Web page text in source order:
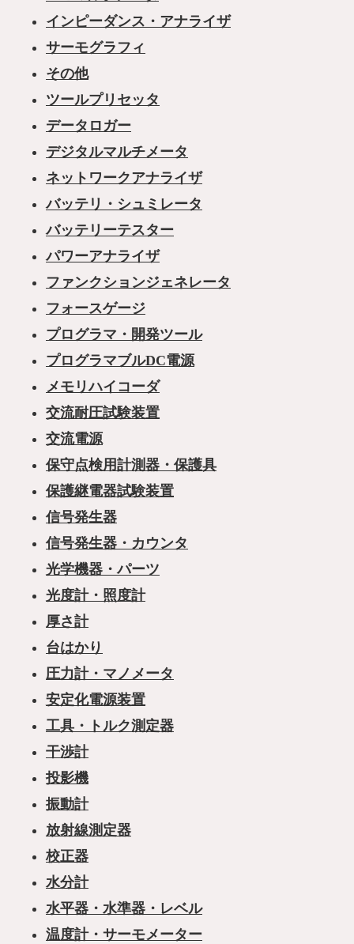
インピーダンス・アナライザ
サーモグラフィ
その他
ツールプリセッタ
データロガー
デジタルマルチメータ
ネットワークアナライザ
バッテリ・シュミレータ
バッテリーテスター
パワーアナライザ
ファンクションジェネレータ
フォースゲージ
プログラマ・開発ツール
プログラマブルDC電源
メモリハイコーダ
交流耐圧試験装置
交流電源
保守点検用計測器・保護具
保護継電器試験装置
信号発生器
信号発生器・カウンタ
光学機器・パーツ
光度計・照度計
厚さ計
台はかり
圧力計・マノメータ
安定化電源装置
工具・トルク測定器
干渉計
投影機
振動計
放射線測定器
校正器
水分計
水平器・水準器・レベル
温度計・サーモメーター